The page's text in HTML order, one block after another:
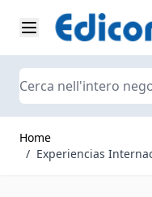
Salta al contenuto
Search
Home
/ Experiencias